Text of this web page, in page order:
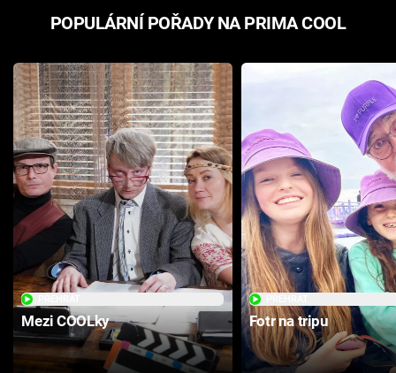
POPULÁRNÍ POŘADY NA PRIMA COOL
Mezi COOLky Fotr na tripu